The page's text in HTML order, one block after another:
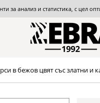
за анализ и статистика, с цел
в бежов цвят със златни и